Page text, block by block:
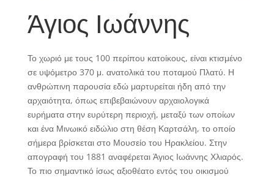
Άγιος Ιωάννης
Το χωριό με τους 100 περίπου κατοίκους, είναι κτισμένο
σε υψόμετρο 370 μ. ανατολικά του ποταμού Πλατύ. Η
ανθρώπινη παρουσία εδώ μαρτυρείται ήδη από την
αρχαιότητα, όπως επιβεβαιώνουν αρχαιολογικά
ευρήματα στην ευρύτερη περιοχή, μεταξύ των οποίων
και ένα Μινωικό ειδώλιο στη θέση Καρτσάλη, το οποίο
σήμερα βρίσκεται στο Μουσείο του Ηρακλείου. Στην
απογραφή του 1881 αναφέρεται Άγιος Ιωάννης Χλιαρός.
Το πιο σημαντικό ίσως αξιοθέατο εντός του οικισμού